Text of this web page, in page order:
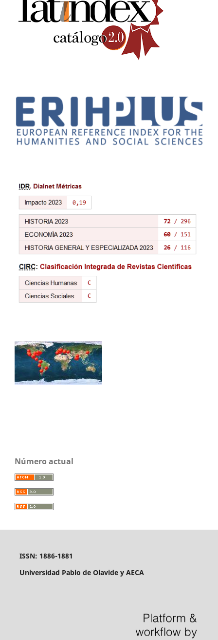
Número actual
ISSN: 1886-1881
Universidad Pablo de Olavide y AECA